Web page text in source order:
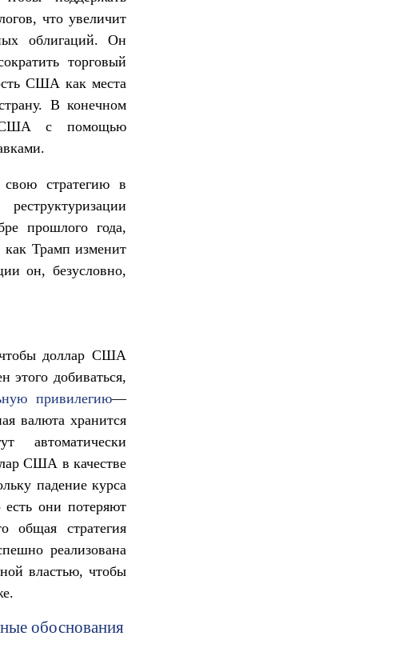
что увеличит
облигаций. Он
торговый
США как места
В конечном
США с помощью
стратегию в
прошлого года,
как Трамп изменит
он, безусловно,
чтобы доллар США
этого добиваться,
привилегию—
валюта хранится
США в качестве
падение курса
они потеряют
общая стратегия
реализована
властью, чтобы
обоснования